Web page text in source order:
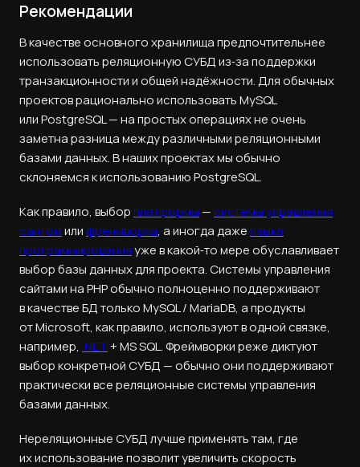
Рекомендации
В качестве основного хранилища предпочтительнее
использовать реляционную СУБД из‑за поддержки
транзакционности и общей надёжности. Для обычных
проектов рационально использовать MySQL
или PostgreSQL — на простых операциях не очень
заметна разница между различными реляционными
базами данных. В наших проектах мы обычно
склоняемся к использованию PostgreSQL.
Как правило, выборплатформы —системы управления
сайтомилифреймворка, а иногда дажеязыка
программированияуже в какой‑то мере обуславливает
выбор базы данных для проекта. Системы управления
сайтами на PHP обычно полноценно поддерживают
в качестве БД только MySQL / MariaDB, а продукты
от Microsoft, как правило, используют в одной связке,
например, .NET+ MS SQL. Фреймворки реже диктуют
выбор конкретной СУБД — обычно они поддерживают
практически все реляционные системы управления
базами данных.
Нереляционные СУБД лучше применять там, где
их использование позволит увеличить скорость